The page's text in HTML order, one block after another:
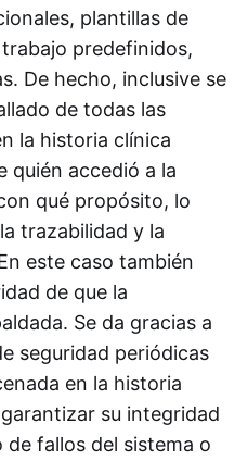
plantillas de
predefinidos,
De hecho, inclusive se
de todas las
la historia clínica
quién accedió a la
qué propósito, lo
trazabilidad y la
este caso también
de que la
Se da gracias a
seguridad periódicas
en la historia
su integridad
fallos del sistema o